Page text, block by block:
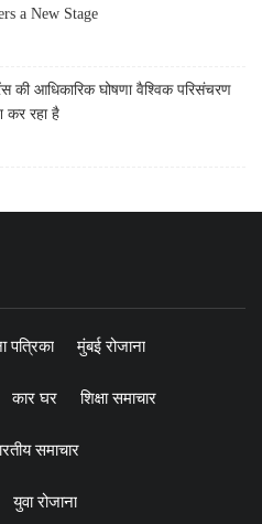
a New Stage
की आधिकारिक घोषणा वैश्विक परिसंचरण
कर रहा है
पत्रिका मुंबई रोजाना
कार घर शिक्षा समाचार
समाचार
युवा रोजाना